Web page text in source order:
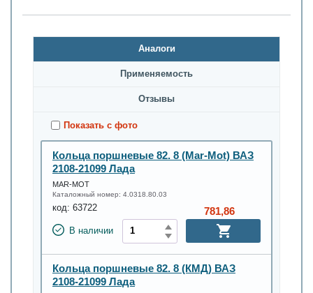
Аналоги
Применяемость
Oтзывы
Показать с фото
Кольца поршневые 82. 8 (Mar-Mot) ВАЗ
2108-21099 Лада
MAR-MOT
Каталожный номер: 4.0318.80.03
код: 63722
В наличии
781,86
Кольца поршневые 82. 8 (КМД) ВАЗ
2108-21099 Лада